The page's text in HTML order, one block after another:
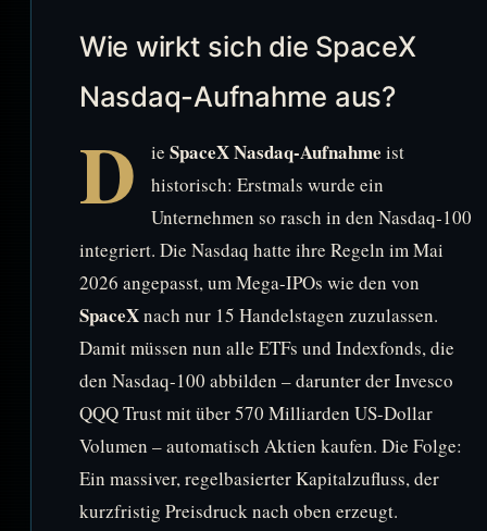
Wie wirkt sich die SpaceX
Nasdaq-Aufnahme aus?
D ie SpaceX Nasdaq-Aufnahme ist
historisch: Erstmals wurde ein
Unternehmen so rasch in den Nasdaq-100
integriert. Die Nasdaq hatte ihre Regeln im Mai
2026 angepasst, um Mega-IPOs wie den von
SpaceXnach nur 15 Handelstagen zuzulassen.
Damit müssen nun alle ETFs und Indexfonds, die
den Nasdaq-100 abbilden – darunter der Invesco
QQQ Trust mit über 570 Milliarden US-Dollar
Volumen – automatisch Aktien kaufen. Die Folge:
Ein massiver, regelbasierter Kapitalzufluss, der
kurzfristig Preisdruck nach oben erzeugt.